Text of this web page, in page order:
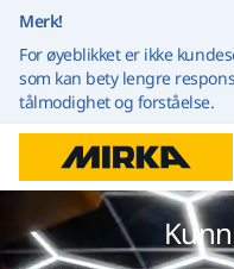
Merk!
For øyeblikket er ikke
som kan bety lengre
tålmodighet og forståelse.